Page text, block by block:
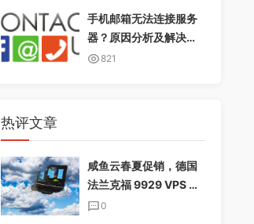
手机邮箱无法连接服务
器？原因分析及解决方
案 821
热评文章
咸鱼云春夏促销，德国
法兰克福 9929 VPS 下
单享 85%折扣，配置翻
0